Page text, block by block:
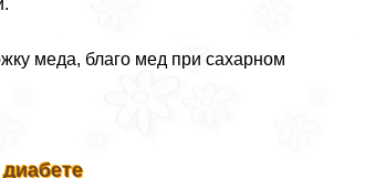
меда, благо мед при сахарном